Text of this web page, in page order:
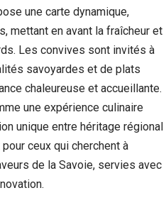
une carte dynamique,
mettant en avant la fraîcheur et
Les convives sont invités à
savoyardes et de plats
chaleureuse et accueillante.
une expérience culinaire
unique entre héritage régional
ceux qui cherchent à
de la Savoie, servies avec